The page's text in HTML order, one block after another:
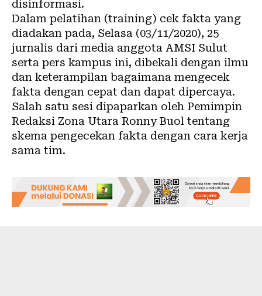
disinformasi.
Dalam pelatihan (training) cek fakta yang
diadakan pada, Selasa (03/11/2020), 25
jurnalis dari media anggota AMSI Sulut
serta pers kampus ini, dibekali dengan ilmu
dan keterampilan bagaimana mengecek
fakta dengan cepat dan dapat dipercaya.
Salah satu sesi dipaparkan oleh Pemimpin
Redaksi Zona Utara Ronny Buol tentang
skema pengecekan fakta dengan cara kerja
sama tim.